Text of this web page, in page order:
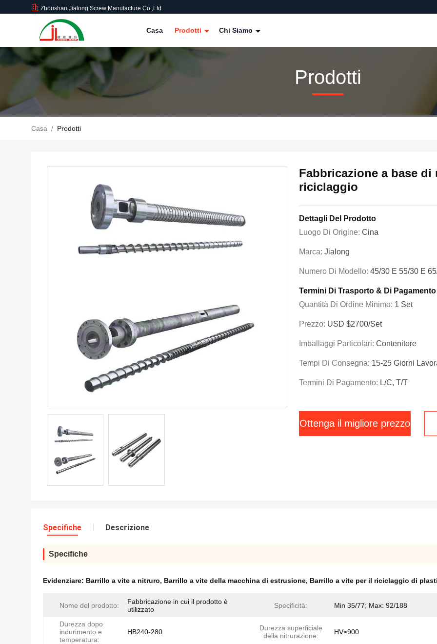
Zhoushan Jialong Screw Manufacture Co.,Ltd
Casa Prodotti Chi Siamo
Prodotti
Casa / Prodotti
Fabbricazione a base
riciclaggio
Dettagli Del Prodotto
Luogo Di Origine: Cina
Marca: Jialong
Numero Di Modello: 45/30 E 55/30 E
Termini Di Trasporto & Di Pagamento
Quantità Di Ordine Minimo: 1 Set
Prezzo: USD $2700/set
Imballaggi Particolari: Contenitore
Tempi Di Consegna: 15-25 Giorni
Termini Di Pagamento: L/C, T/T
Ottenga il migliore prezzo
Specifiche Descrizione
Specifiche
Evidenziare: Barrillo a vite a nitruro, Barrillo a vite della macchina di estrusione, Barrillo a vite per il riciclaggio di
Nome del prodotto:
Fabbricazione in cui il prodotto è
utilizzato
Specificità: Min 35/77; Max: 92/188
Durezza dopo
indurimento e
temperatura:
HB240-280
Durezza superficiale
della nitrurazione:
HV≥900